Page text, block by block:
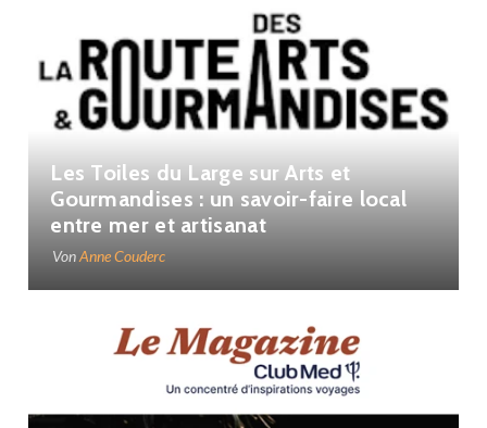
Les Toiles du Large sur Arts et
Gourmandises : un savoir-faire local
entre mer et artisanat
VonAnne Couderc